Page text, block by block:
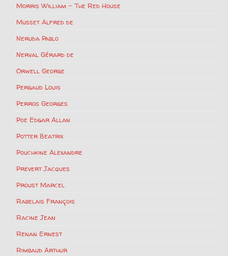
Morris William – The Red House
Musset Alfred de
Neruda Pablo
Nerval Gérard de
Orwell George
Pergaud Louis
Perros Georges
Poe Edgar Allan
Potter Beatrix
Pouchkine Alexandre
Prevert Jacques
Proust Marcel
Rabelais François
Racine Jean
Renan Ernest
Rimbaud Arthur